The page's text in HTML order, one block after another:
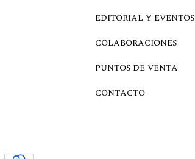
EDITORIAL Y EVENTOS
COLABORACIONES
PUNTOS DE VENTA
CONTACTO